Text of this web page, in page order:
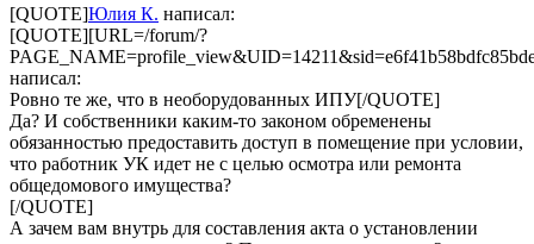
[QUOTE]Юлия К. написал:
[QUOTE][URL=/forum/?
написал:
Ровно те же, что в необорудованных ИПУ[/QUOTE]
Да? И собственники каким-то законом обременены
обязанностью предоставить доступ в помещение при условии,
что работник УК идет не с целью осмотра или ремонта
общедомового имущества?
[/QUOTE]
А зачем вам внутрь для составления акта о установлении